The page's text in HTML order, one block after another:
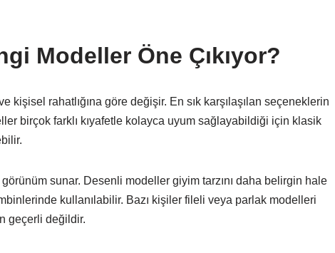
Modeller Öne Çıkıyor?
kişisel rahatlığına göre değişir. En sık karşılaşılan seçeneklerin
birçok farklı kıyafetle kolayca uyum sağlayabildiği için klasik
sunar. Desenli modeller giyim tarzını daha belirgin hale
kullanılabilir. Bazı kişiler fileli veya parlak modelleri
geçerli değildir.